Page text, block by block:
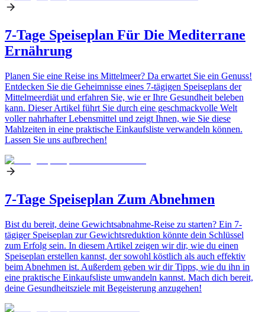
7-Tage Speiseplan Für Die Mediterrane
Ernährung
Planen Sie eine Reise ins Mittelmeer? Da erwartet Sie ein Genuss!
Entdecken Sie die Geheimnisse eines 7-tägigen Speiseplans der
Mittelmeerdiät und erfahren Sie, wie er Ihre Gesundheit beleben
kann. Dieser Artikel führt Sie durch eine geschmackvolle Welt
voller nahrhafter Lebensmittel und zeigt Ihnen, wie Sie diese
Mahlzeiten in eine praktische Einkaufsliste verwandeln können.
Lassen Sie uns aufbrechen!
7-Tage Speiseplan Zum Abnehmen
Bist du bereit, deine Gewichtsabnahme-Reise zu starten? Ein 7-
tägiger Speiseplan zur Gewichtsreduktion könnte dein Schlüssel
zum Erfolg sein. In diesem Artikel zeigen wir dir, wie du einen
Speiseplan erstellen kannst, der sowohl köstlich als auch effektiv
beim Abnehmen ist. Außerdem geben wir dir Tipps, wie du ihn in
eine praktische Einkaufsliste umwandeln kannst. Mach dich bereit,
deine Gesundheitsziele mit Begeisterung anzugehen!